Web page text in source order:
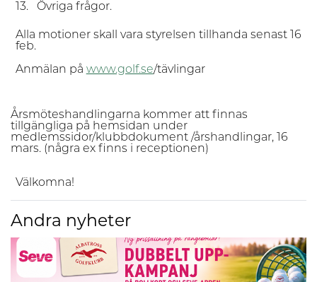
13.
Övriga frågor.
Alla motioner skall vara styrelsen tillhanda senast 16
feb.
Anmälan på www.golf.se/tävlingar
Årsmöteshandlingarna kommer att finnas
tillgängliga på hemsidan under
medlemssidor/klubbdokument /årshandlingar, 16
mars. (några ex finns i receptionen)
Välkomna!
Andra nyheter